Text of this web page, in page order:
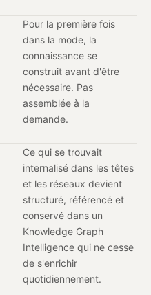
Pour la première fois
dans la mode, la
connaissance se
construit avant d'être
nécessaire. Pas
assemblée à la
demande.
Ce qui se trouvait
internalisé dans les têtes
et les réseaux devient
structuré, référencé et
conservé dans un
Knowledge Graph
Intelligence qui ne cesse
de s'enrichir
quotidiennement.